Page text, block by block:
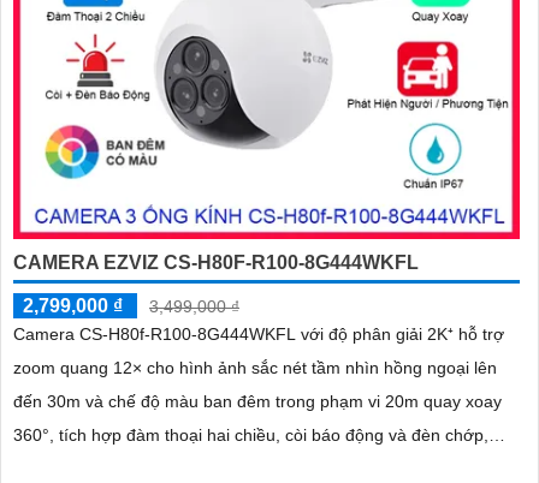
CAMERA EZVIZ CS-H80F-R100-8G444WKFL
2,799,000 ₫
3,499,000 ₫
Camera CS-H80f-R100-8G444WKFL với độ phân giải 2K⁺ hỗ trợ
zoom quang 12× cho hình ảnh sắc nét tầm nhìn hồng ngoại lên
đến 30m và chế độ màu ban đêm trong phạm vi 20m quay xoay
360°, tích hợp đàm thoại hai chiều, còi báo động và đèn chớp,